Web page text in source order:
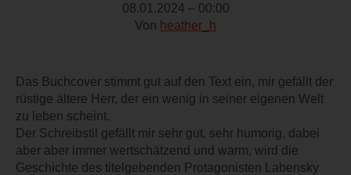
08.01.2024 – 00:00
Von heather_h
Das Buchcover stimmt gut auf den Text ein, mir gefällt der
rüstige ältere Herr, der ein wenig in seiner eigenen Welt
zu leben scheint.
Der Schreibstil gefällt mir sehr gut, sehr humorig, dabei
aber aber immer wertschätzend und warm, wird die
Geschichte des titelgebenden Protagonisten Labensky